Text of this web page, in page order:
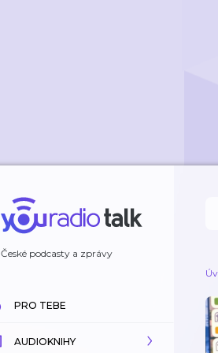
České podcasty a zprávy
PRO TEBE
AUDIOKNIHY